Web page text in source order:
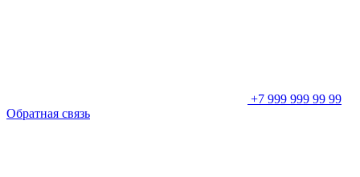
+7 999 999 99 99
Обратная связь